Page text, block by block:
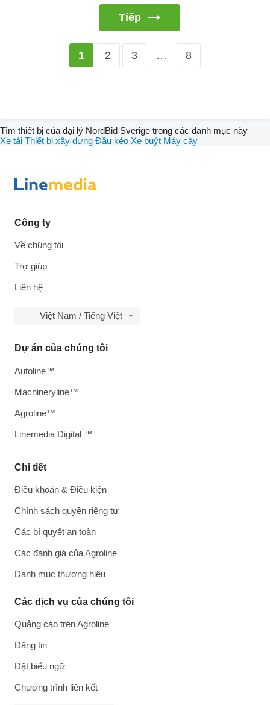
Tiếp
1 2 3 … 8
Tìm thiết bị của đại lý NordBid Sverige trong các danh mục này
Xe tải Thiết bị xây dựng Đầu kéo Xe buýt Máy cày
Công ty
Về chúng tôi
Trợ giúp
Liên hệ
Việt Nam / Tiếng Việt
Chi tiết
Điều khoản & Điều kiện
Chính sách quyền riêng tư
Các bí quyết an toàn
Các đánh giá của Agroline
Danh mục thương hiệu
Các dịch vụ của chúng tôi
Quảng cáo trên Agroline
Đăng tin
Đặt biểu ngữ
Chương trình liên kết
Dự án của chúng tôi
Autoline™
Machineryline™
Agroline™
Linemedia Digital ™